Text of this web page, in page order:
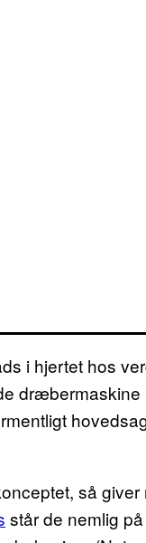
i hjertet hos
dræbermaskine
så
står de nemlig